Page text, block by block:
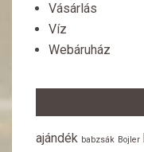
Vásárlás
Víz
Webáruház
ajándék babzsák Bojler